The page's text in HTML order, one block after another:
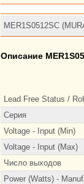
MER1S0512SC
Описание
Lead Free Status /
Серия
Voltage - Input (Min)
Voltage - Input (Max)
Число выходов
Power (Watts) -